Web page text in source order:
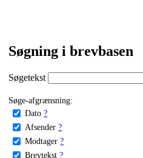
Søgning i brevbasen
Søgetekst
Søge-afgrænsning:
Dato ?
Afsender ?
Modtager ?
Brevtekst ?